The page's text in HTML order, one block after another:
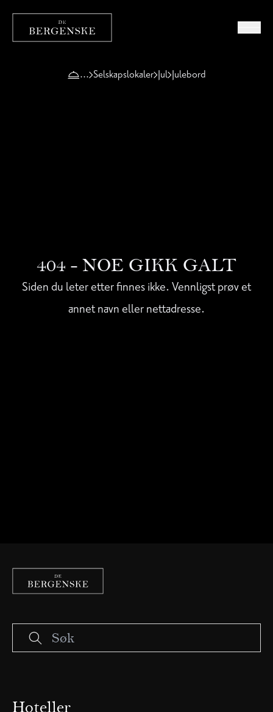
Selskapslokaler Jul Julebord
404 - NOE GIKK GALT
Siden du leter etter finnes ikke. Vennligst prøv et
annet navn eller nettadresse.
Hoteller